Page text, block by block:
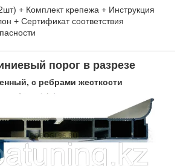
+ Комплект крепежа + Инструкция
+ Сертификат соответствия
порог в разрезе
с ребрами жесткости